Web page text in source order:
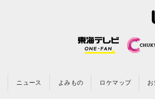
ニュース よみもの ロケマップ